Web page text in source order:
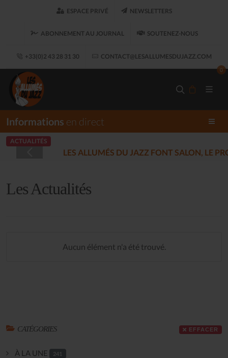
ESPACE PRIVÉ NEWSLETTERS
ABONNEMENT AU JOURNAL SOUTENEZ-NOUS
+33(0)2 43 28 31 30 CONTACT@LESALLUMESDUJAZZ.COM
0
Informations en direct
ACTUALITÉS
LES ALLUMÉS DU JAZZ FONT SALON, LE
Les Actualités
Aucun élément n'a été trouvé.
CATÉGORIES EFFACER
À LA UNE 241